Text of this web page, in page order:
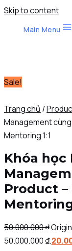
Skip to content
Main Menu
Sale!
Trang chủ /
Management
Mentoring 1:1
Khóa
Product –
Mentoring
50.000.000₫
50.000.000 ₫.